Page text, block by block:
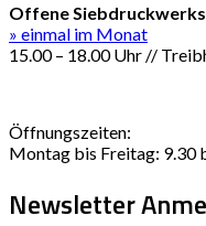
Offene
» einmal im Monat
15.00 – 18.00 Uhr //
Öffnungszeiten:
Montag bis Freitag: 9.30
Newsletter